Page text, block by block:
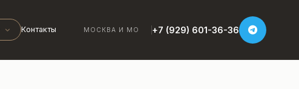
Контакты МОСКВА И МО +7 (929) 601-36-36